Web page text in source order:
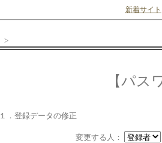
新着サイト
>
【パス
１．登録データの修正
変更する人：